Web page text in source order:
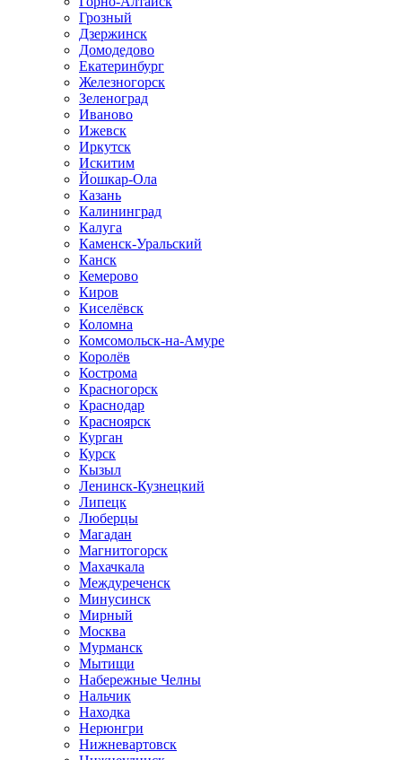
Грозный
Дзержинск
Домодедово
Екатеринбург
Железногорск
Зеленоград
Иваново
Ижевск
Иркутск
Искитим
Йошкар-Ола
Казань
Калининград
Калуга
Каменск-Уральский
Канск
Кемерово
Киров
Киселёвск
Коломна
Комсомольск-на-Амуре
Королёв
Кострома
Красногорск
Краснодар
Красноярск
Курган
Курск
Кызыл
Ленинск-Кузнецкий
Липецк
Люберцы
Магадан
Магнитогорск
Махачкала
Междуреченск
Минусинск
Мирный
Москва
Мурманск
Мытищи
Набережные Челны
Нальчик
Находка
Нерюнгри
Нижневартовск